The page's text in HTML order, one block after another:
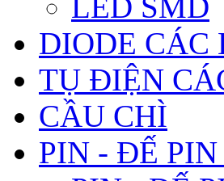
DIODE CÁC
TỤ ĐIỆN
CẦU CHÌ
PIN - ĐẾ PIN